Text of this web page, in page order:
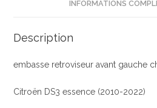
INFORMATIONS
Description
embasse retroviseur avant gauche
Citroën DS3 essence (2010-2022)